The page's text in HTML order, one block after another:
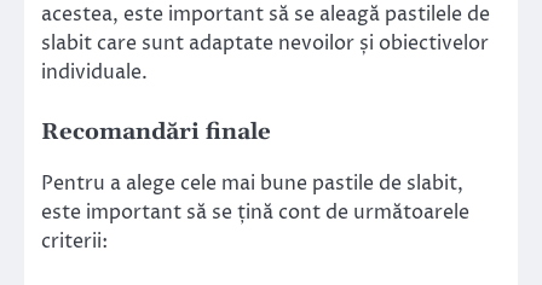
acestea, este important să se aleagă pastilele de
slabit care sunt adaptate nevoilor și obiectivelor
individuale.
Recomandări finale
Pentru a alege cele mai bune pastile de slabit,
este important să se țină cont de următoarele
criterii: